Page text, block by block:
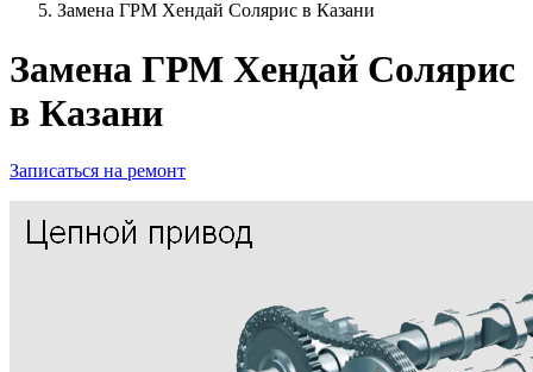
Замена ГРМ Хендай Солярис в Казани
Замена ГРМ Хендай Солярис
в Казани
Записаться на ремонт